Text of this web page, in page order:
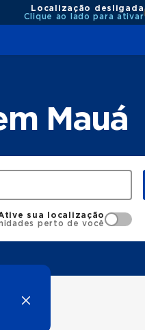
Localização desligada
Clique ao lado para ativar
Mauá
sua localização
perto de você